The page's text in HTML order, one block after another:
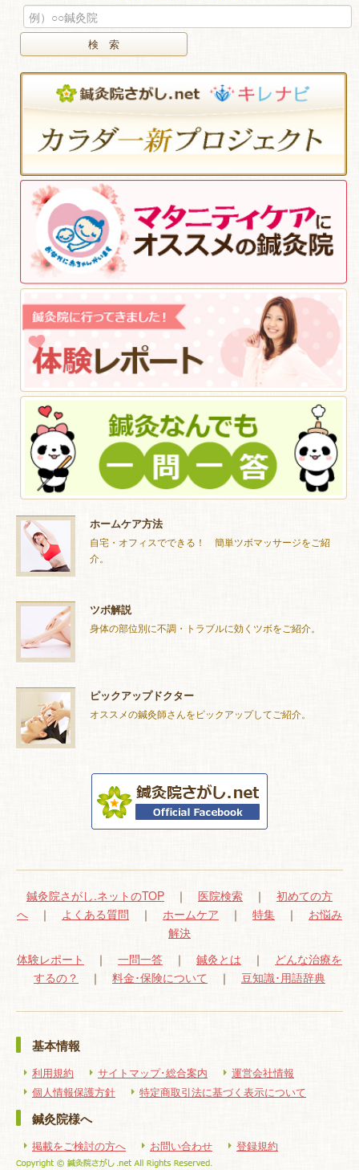
検 索
ホームケア方法
自宅・オフィスでできる！ 簡単ツボマッサージをご紹
介。
ツボ解説
身体の部位別に不調・トラブルに効くツボをご紹介。
ピックアップドクター
オススメの鍼灸師さんをピックアップしてご紹介。
鍼灸院さがし.ネットのTOP ｜ 医院検索 ｜ 初めての方
へ ｜ よくある質問 ｜ ホームケア ｜ 特集 ｜ お悩み
解決
体験レポート
｜ 一問一答 ｜ 鍼灸とは ｜ どんな治療を
するの？
｜ 料金･保険について ｜ 豆知識･用語辞典
基本情報
利用規約 サイトマップ･総合案内
運営会社情報
個人情報保護方針
特定商取引法に基づく表示について
鍼灸院様へ
掲載をご検討の方へ お問い合わせ 登録規約